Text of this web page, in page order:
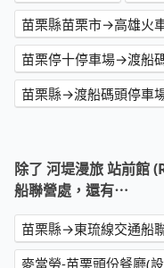
苗栗縣苗栗市→高雄火
苗栗停十停車場→渡船
苗栗縣→渡船碼頭停車
除了 河堤漫旅 站前館
船聯營處，還有⋯
苗栗縣→東琉線交通船
麥當勞-苗栗頭份餐廳(